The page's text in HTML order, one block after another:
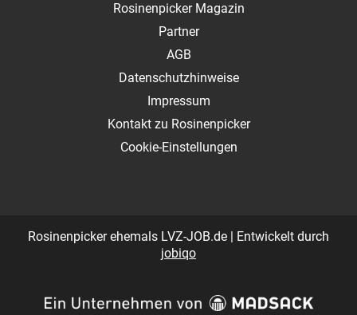
Rosinenpicker Magazin
Partner
AGB
Datenschutzhinweise
Impressum
Kontakt zu Rosinenpicker
Cookie-Einstellungen
Rosinenpicker ehemals LVZ-JOB.de | Entwickelt durch
jobiqo